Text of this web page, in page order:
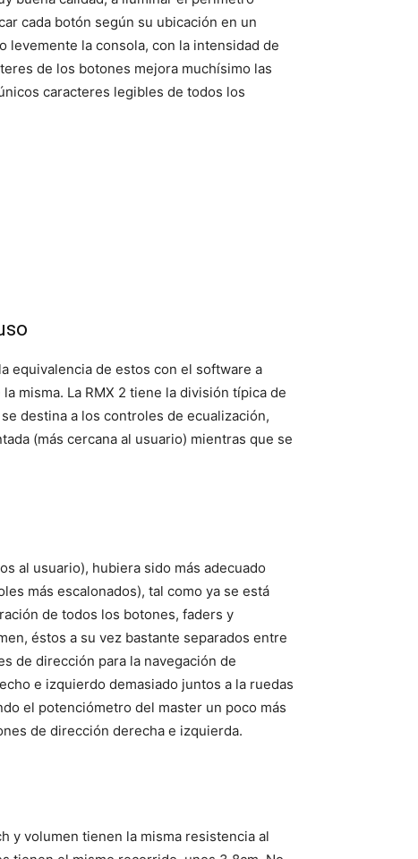
cada botón según su ubicación en un
la consola, con la intensidad de
de los botones mejora muchísimo las
caracteres legibles de todos los
equivalencia de estos con el software a
misma. La RMX 2 tiene la división típica de
destina a los controles de ecualización,
(más cercana al usuario) mientras que se
al usuario), hubiera sido más adecuado
más escalonados), tal como ya se está
de todos los botones, faders y
éstos a su vez bastante separados entre
de dirección para la navegación de
e izquierdo demasiado juntos a la ruedas
el potenciómetro del master un poco más
de dirección derecha e izquierda.
y volumen tienen la misma resistencia al